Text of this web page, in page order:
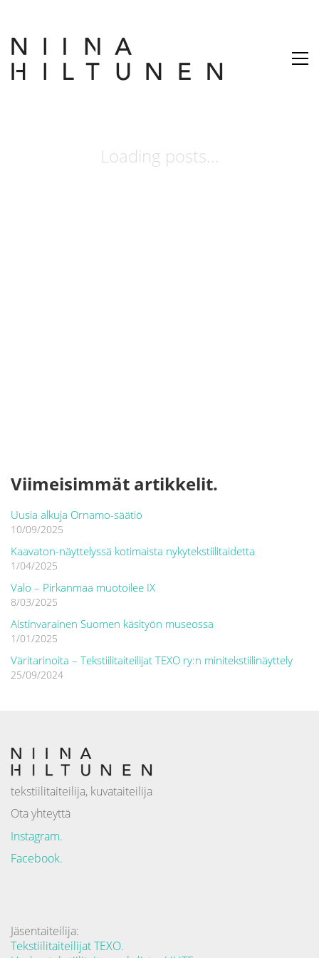
Loading posts...
Viimeisimmät artikkelit.
Uusia alkuja Ornamo-säätiö
10/09/2025
Kaavaton-näyttelyssä kotimaista nykytekstiilitaidetta
1/04/2025
Valo – Pirkanmaa muotoilee IX
8/03/2025
Aistinvarainen Suomen käsityön museossa
1/01/2025
Väritarinoita – Tekstiilitaiteilijat TEXO ry:n minitekstiilinäyttely
25/09/2024
tekstiilitaiteilija, kuvataiteilija
Ota yhteyttä
Instagram.
Facebook.
Jäsentaiteilija:
Tekstiilitaiteilijat TEXO.